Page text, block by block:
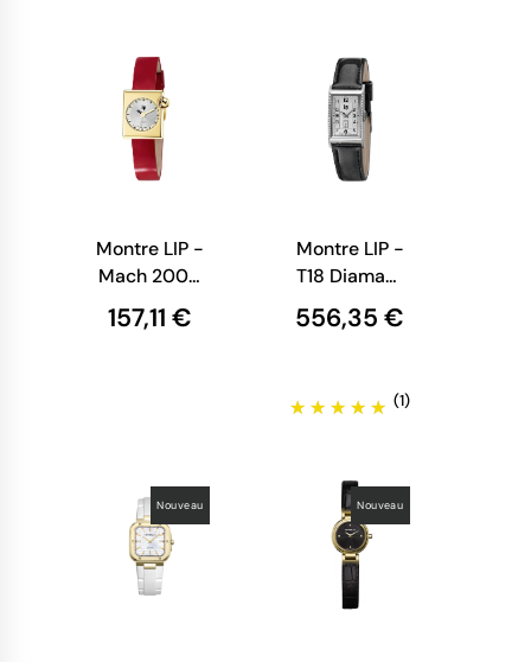
Montre LIP -
Mach 2000
- Mini
Square -
157,11 €
Montre LIP -
T18 Diamant
- Churchill -
Cuir Noir
556,35 €
(1)
Nouveau Nouveau